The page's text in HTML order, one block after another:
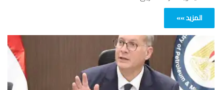
المزيد »»